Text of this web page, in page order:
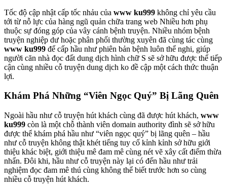
Tốc độ cập nhật cấp tốc nhảu của www ku999 không chỉ yêu cầu
tới từ nỗ lực của hàng ngũ quản chữa trang web Nhiều hơn phụ
thuộc sự đóng góp của vây cánh bệnh truyện. Nhiều nhóm bệnh
truyện nghiệp dư hoặc phân phối thường xuyên đã cùng tác cùng
www ku999 để cấp hầu như phiên bản bệnh luôn thể nghi, giúp
người căn nhà đọc đất dung dịch hình chữ S sẽ sở hữu được thể tiếp
cận cùng nhiều cỗ truyện dung dịch ko đề cập một cách thức thuận
lợi.
Khám Phá Những “Viên Ngọc Quý” Bị Lãng Quên
Ngoài hầu như cỗ truyện hút khách cùng đã được hút khách, www
ku999 còn là một chỗ thành viên domain authority đình sẽ sở hữu
được thể khám phá hầu như “viên ngọc quý” bị lãng quên – hầu
như cỗ truyện không thật khét tiếng tuy cố kỉnh kỉnh sở hữu giới
thiệu khác biệt, giới thiệu mê đam mê cùng nét vẽ xây cất điểm thừa
nhấn. Đôi khi, hầu như cỗ truyện này lại có đến hầu như trải
nghiệm đọc đam mê thú cùng không thể biết trước hơn so cùng
nhiều cỗ truyện hút khách.